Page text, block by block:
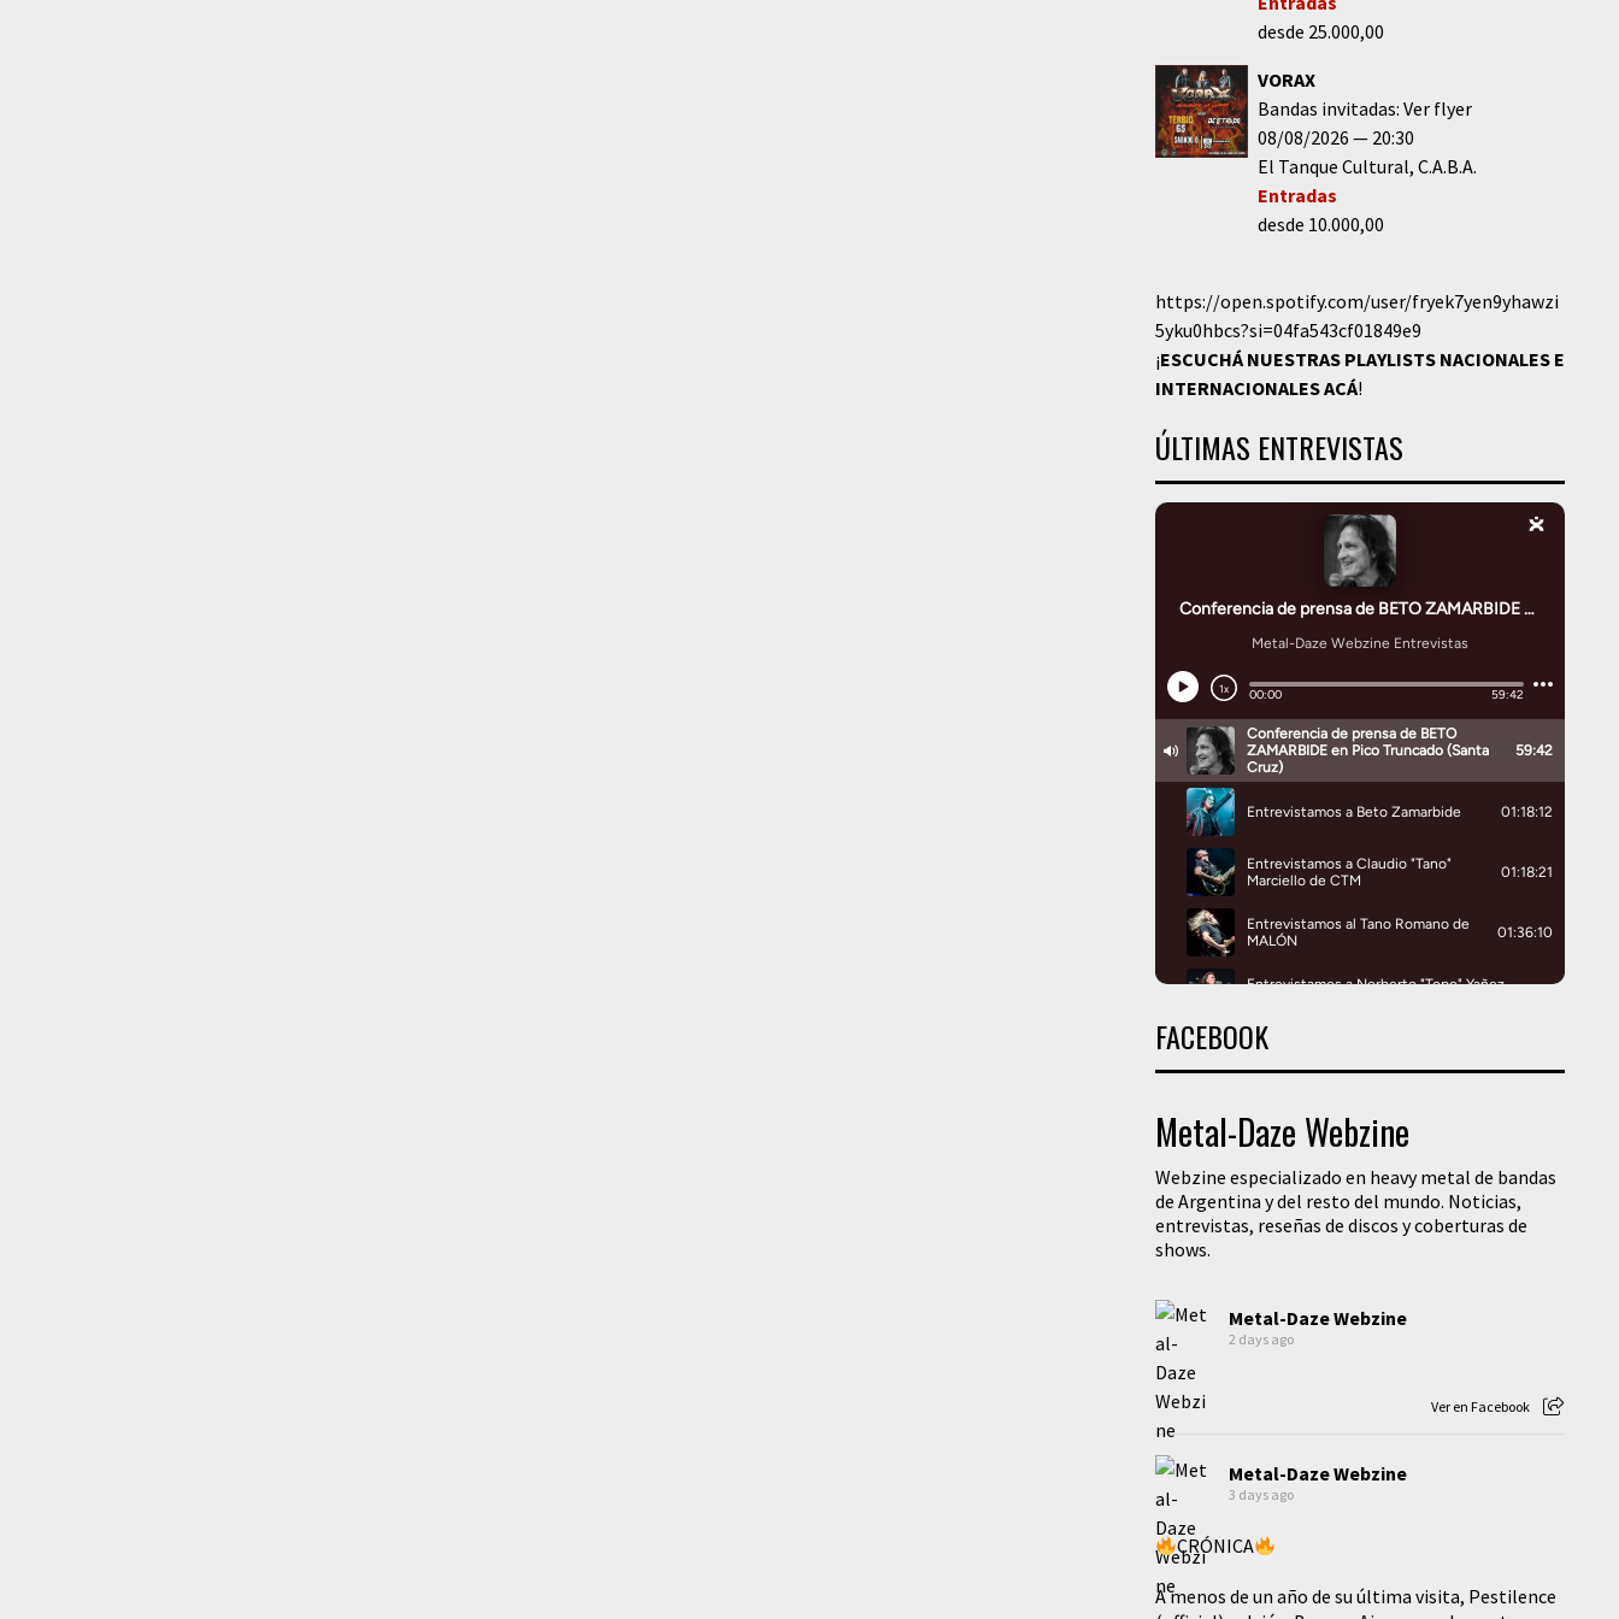
desde 25.000,00
VORAX
Bandas invitadas: Ver flyer
08/08/2026
20:30
El Tanque Cultural C.A.B.A.
Entradas
desde 10.000,00
https://open.spotify.com/user/fryek7yen9yhawzi
5yku0hbcs?si=04fa543cf01849e9
¡ESCUCHÁ NUESTRAS PLAYLISTS NACIONALES E
INTERNACIONALESACÁ!
ÚLTIMAS ENTREVISTAS
FACEBOOK
Metal-Daze Webzine
Webzine especializado en heavy metal de bandas
de Argentina y del resto del mundo. Noticias,
entrevistas, reseñas de discos y coberturas de
shows.
Metal-Daze Webzine
2 days ago
Ver en Facebook
Metal-Daze Webzine
3 days ago
CRÓNICA
A menos de un año de su última visita, Pestilence